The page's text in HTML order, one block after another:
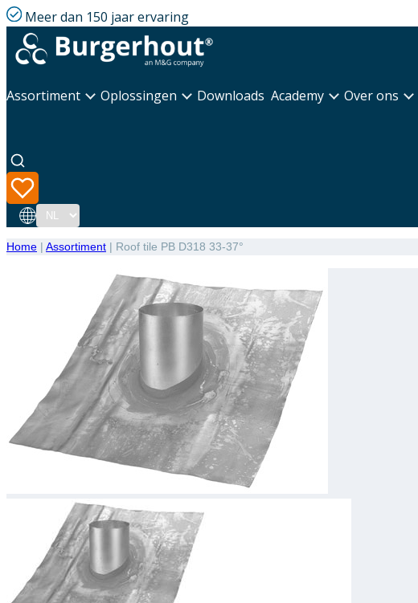
Meer dan 150 jaar ervaring
Assortiment Oplossingen Downloads Academy Over ons
Taal
Home | Assortiment | Roof tile PB D318 33-37°